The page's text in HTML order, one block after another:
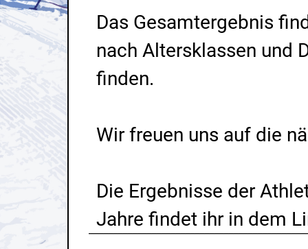
Das Gesamtergebnis
nach Altersklassen und
finden.
Wir freuen uns auf die
Die Ergebnisse der
Jahre findet ihr in dem